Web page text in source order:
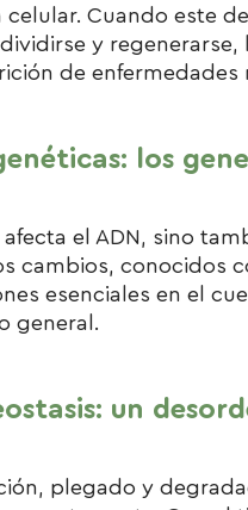
Cuando este
y regenerarse,
de enfermedades
los
el ADN, sino
cambios, conocidos
esenciales en el
general.
un
plegado y